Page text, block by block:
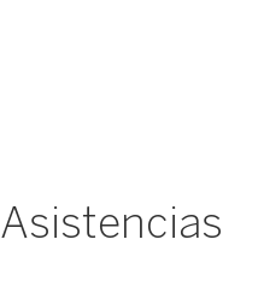
Asistencias